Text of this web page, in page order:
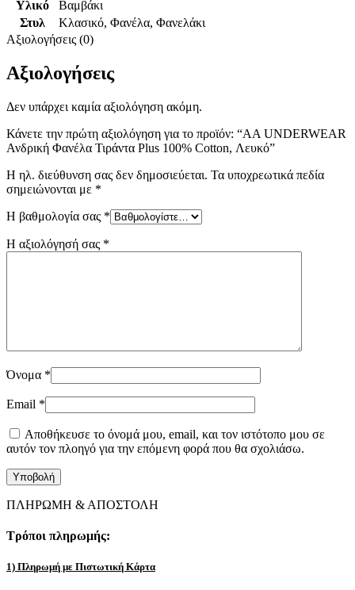
Υλικό
Βαμβάκι
Στυλ
Κλασικό, Φανέλα, Φανελάκι
Αξιολογήσεις (0)
Αξιολογήσεις
Δεν υπάρχει καμία αξιολόγηση ακόμη.
Κάνετε την πρώτη αξιολόγηση για το προϊόν: “AA UNDERWEAR
Ανδρική Φανέλα Τιράντα Plus 100% Cotton, Λευκό”
Η ηλ. διεύθυνση σας δεν δημοσιεύεται. Τα υποχρεωτικά πεδία
σημειώνονται με *
Η βαθμολογία σας *
Η αξιολόγησή σας *
Όνομα *
Email *
Αποθήκευσε το όνομά μου, email, και τον ιστότοπο μου σε
αυτόν τον πλοηγό για την επόμενη φορά που θα σχολιάσω.
ΠΛΗΡΩΜΗ & ΑΠΟΣΤΟΛΗ
Τρόποι πληρωμής:
1) Πληρωμή με Πιστωτική Κάρτα